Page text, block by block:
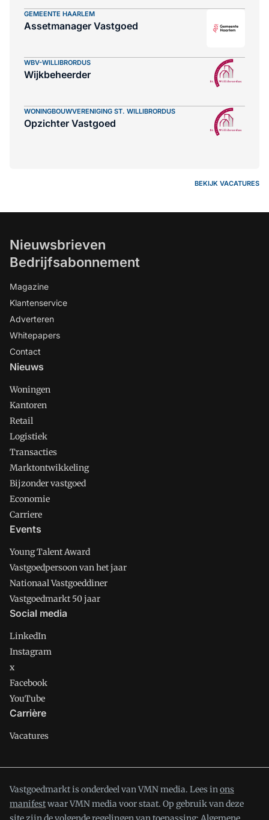
GEMEENTE HAARLEM
Assetmanager Vastgoed
WBV-WILLIBRORDUS
Wijkbeheerder
WONINGBOUWVERENIGING ST. WILLIBRORDUS
Opzichter Vastgoed
BEKIJK VACATURES
Nieuwsbrieven
Bedrijfsabonnement
Magazine
Klantenservice
Adverteren
Whitepapers
Contact
Nieuws
Woningen
Kantoren
Retail
Logistiek
Transacties
Marktontwikkeling
Bijzonder vastgoed
Economie
Carriere
Events
Young Talent Award
Vastgoedpersoon van het jaar
Nationaal Vastgoeddiner
Vastgoedmarkt 50 jaar
Social media
LinkedIn
Instagram
x
Facebook
YouTube
Carrière
Vacatures
Vastgoedmarkt is onderdeel van VMN media. Lees inons
manifestwaar VMN media voor staat. Op gebruik van deze